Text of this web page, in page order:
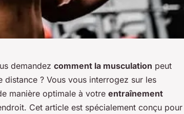
demandez comment la musculation peut
? Vous vous interrogez sur les
manière optimale à votre entraînement
Cet article est spécialement conçu pour